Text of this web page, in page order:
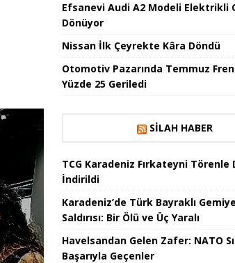
Efsanevi Audi A2 Modeli Elektrikli
Dönüyor
Nissan İlk Çeyrekte Kâra Döndü
Otomotiv Pazarında Temmuz
Yüzde 25 Geriledi
SILAH HABER
TCG Karadeniz Fırkateyni Törenle
İndirildi
Karadeniz’de Türk Bayraklı
Saldırısı: Bir Ölü ve Üç Yaralı
Havelsandan Gelen Zafer: NATO
Başarıyla Geçenler